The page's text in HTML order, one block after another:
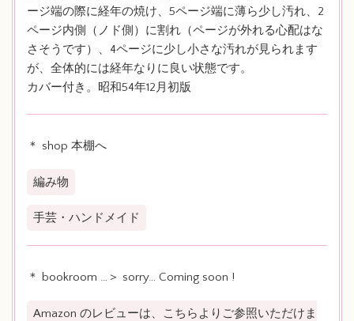
ージ端の際に経年の焼け、5ページ端に薄ら少し汚れ、2
ページ内側（ノド側）に割れ（ページが外れる心配はな
さそうです）、4ページに少し小さな汚れが見られます
が、全体的には経年なりに良い状態です。
カバー付き。昭和54年12月初版
＊ shop 本棚へ
編み物
手芸・ハンドメイド
＊ bookroom …＞ sorry… Coming soon !
Amazon のレビューは、こちらよりご参照いただけま